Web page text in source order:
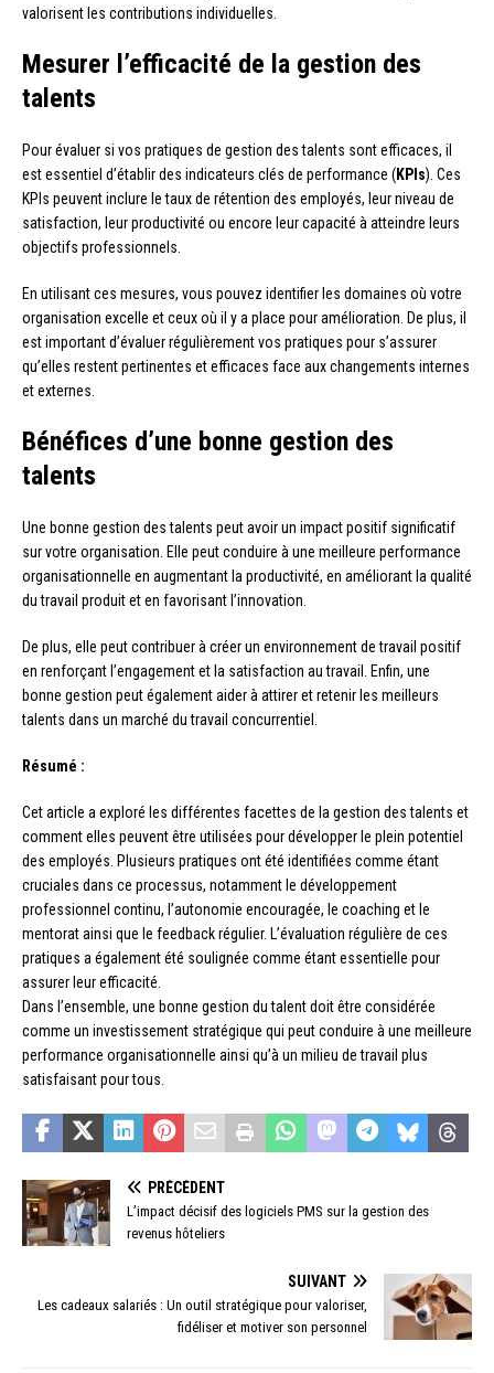
valorisent les contributions individuelles.
Mesurer l’efficacité de la gestion des
talents
Pour évaluer si vos pratiques de gestion des talents sont efficaces, il
est essentiel d’établir des indicateurs clés de performance (KPIs). Ces
KPIs peuvent inclure le taux de rétention des employés, leur niveau de
satisfaction, leur productivité ou encore leur capacité à atteindre leurs
objectifs professionnels.
En utilisant ces mesures, vous pouvez identifier les domaines où votre
organisation excelle et ceux où il y a place pour amélioration. De plus, il
est important d’évaluer régulièrement vos pratiques pour s’assurer
qu’elles restent pertinentes et efficaces face aux changements internes
et externes.
Bénéfices d’une bonne gestion des
talents
Une bonne gestion des talents peut avoir un impact positif significatif
sur votre organisation. Elle peut conduire à une meilleure performance
organisationnelle en augmentant la productivité, en améliorant la qualité
du travail produit et en favorisant l’innovation.
De plus, elle peut contribuer à créer un environnement de travail positif
en renforçant l’engagement et la satisfaction au travail. Enfin, une
bonne gestion peut également aider à attirer et retenir les meilleurs
talents dans un marché du travail concurrentiel.
Résumé :
Cet article a exploré les différentes facettes de la gestion des talents et
comment elles peuvent être utilisées pour développer le plein potentiel
des employés. Plusieurs pratiques ont été identifiées comme étant
cruciales dans ce processus, notamment le développement
professionnel continu, l’autonomie encouragée, le coaching et le
mentorat ainsi que le feedback régulier. L’évaluation régulière de ces
pratiques a également été soulignée comme étant essentielle pour
assurer leur efficacité.
Dans l’ensemble, une bonne gestion du talent doit être considérée
comme un investissement stratégique qui peut conduire à une meilleure
performance organisationnelle ainsi qu’à un milieu de travail plus
satisfaisant pour tous.
PRÉCÉDENT
L’impact décisif des logiciels PMS sur la gestion des
revenus hôteliers
SUIVANT
Les cadeaux salariés : Un outil stratégique pour valoriser,
fidéliser et motiver son personnel